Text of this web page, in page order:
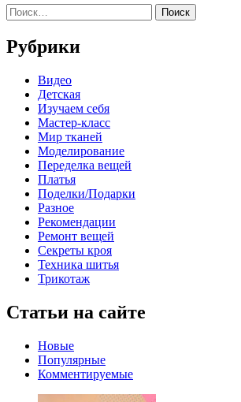
Найти:
Рубрики
Видео
Детская
Изучаем себя
Мастер-класс
Мир тканей
Моделирование
Переделка вещей
Платья
Поделки/Подарки
Разное
Рекомендации
Ремонт вещей
Секреты кроя
Техника шитья
Трикотаж
Статьи на сайте
Новые
Популярные
Комментируемые